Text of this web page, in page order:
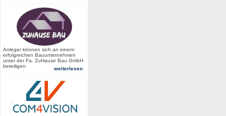
Anleger können sich an einem
erfolgreichen Bauunternehmen
unter der Fa. ZuHause Bau GmbH
beteiligen
weiterlesen